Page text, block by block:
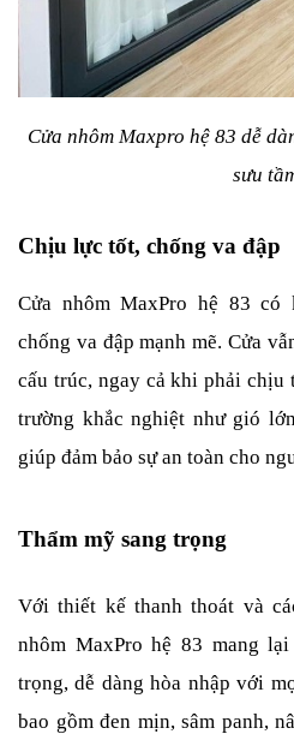
Cửa nhôm Maxpro hệ 83 dễ
sưu
Chịu lực tốt, chống va đập
Cửa nhôm MaxPro hệ 83 có
chống va đập mạnh mẽ. Cửa
cấu trúc, ngay cả khi phải chịu
trường khắc nghiệt như gió
giúp đảm bảo sự an toàn cho
Thẩm mỹ sang trọng
Với thiết kế thanh thoát và
nhôm MaxPro hệ 83 mang
trọng, dễ dàng hòa nhập với
bao gồm đen mịn, sâm panh,